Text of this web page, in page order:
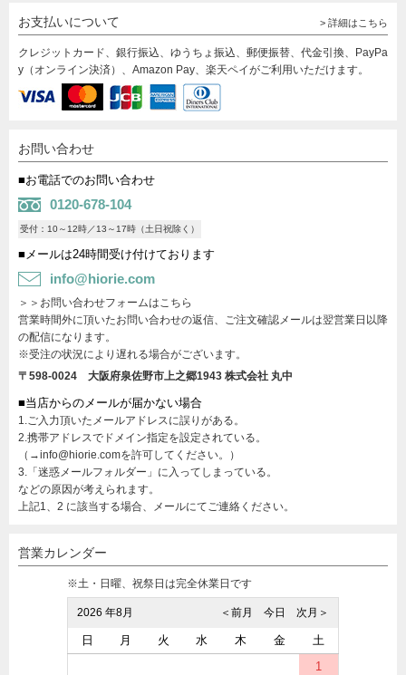
お支払いについて > 詳細はこちら
クレジットカード、銀行振込、ゆうちょ振込、郵便振替、代金引換、PayPa
y（オンライン決済）、Amazon Pay、楽天ペイがご利用いただけます。
お問い合わせ
■お電話でのお問い合わせ
0120-678-104
受付：10～12時／13～17時（土日祝除く）
■メールは24時間受け付けております
info@hiorie.com
＞＞お問い合わせフォームはこちら
営業時間外に頂いたお問い合わせの返信、ご注文確認メールは翌営業日以降
の配信になります。
※受注の状況により遅れる場合がございます。
〒598-0024 大阪府泉佐野市上之郷1943 株式会社 丸中
■当店からのメールが届かない場合
1.ご入力頂いたメールアドレスに誤りがある。
2.携帯アドレスでドメイン指定を設定されている。
（→info@hiorie.comを許可してください。）
3.「迷惑メールフォルダー」に入ってしまっている。
などの原因が考えられます。
上記1、2 に該当する場合、メールにてご連絡ください。
営業カレンダー
※土・日曜、祝祭日は完全休業日です
2026 年8月 次月＞
今日
＜前月
日 月 火 水 木 金
土
1